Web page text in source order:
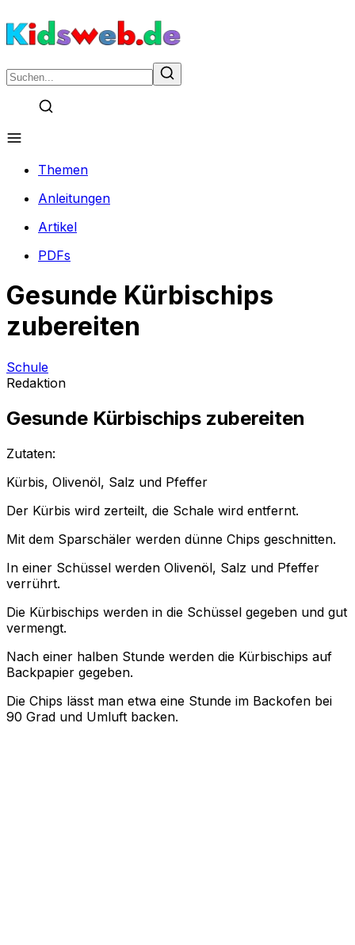
Themen
Anleitungen
Artikel
PDFs
Gesunde Kürbischips
zubereiten
Schule
Redaktion
Gesunde Kürbischips zubereiten
Zutaten:
Kürbis, Olivenöl, Salz und Pfeffer
Der Kürbis wird zerteilt, die Schale wird entfernt.
Mit dem Sparschäler werden dünne Chips geschnitten.
In einer Schüssel werden Olivenöl, Salz und Pfeffer
verrührt.
Die Kürbischips werden in die Schüssel gegeben und gut
vermengt.
Nach einer halben Stunde werden die Kürbischips auf
Backpapier gegeben.
Die Chips lässt man etwa eine Stunde im Backofen bei
90 Grad und Umluft backen.